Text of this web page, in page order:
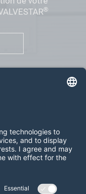
®
YouTube